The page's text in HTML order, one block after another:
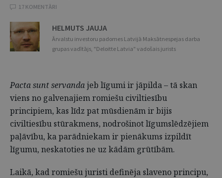
17 KOMENTĀRI
HELMUTS JAUJA
Ārvalstu investoru padomes Latvijā Maksātnespejas darba
grupas vadītājs, "Deloitte Latvia" vadošais jurists
Pacta sunt servandajeb līgumi ir jāpilda – tā skan
viens no galvenajiem romiešu civiltiesību
principiem, kas līdz pat mūsdienām ir bijis
civiltiesību stūrakmens, nodrošinot līgumslēdzējiem
paļāvību, ka parādniekam ir pienākums izpildīt
līgumu, neskatoties ne uz kādām grūtībām.
Laikā, kad romiešu juristi definēja slaveno principu,